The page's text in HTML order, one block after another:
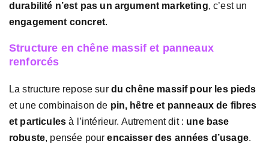
durabilité n’est pas un argument marketing, c’est un
engagement concret.
Structure en chêne massif et panneaux
renforcés
La structure repose sur du chêne massif pour les pieds
et une combinaison de pin, hêtre et panneaux de fibres
et particules à l’intérieur. Autrement dit : une base
robuste, pensée pourencaisser des années d’usage.